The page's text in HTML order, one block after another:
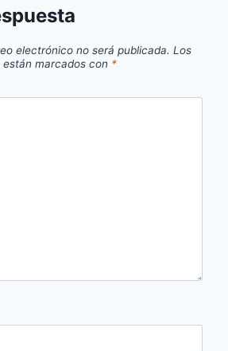
electrónico no será publicada. Los
marcados con *